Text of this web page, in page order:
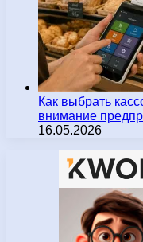
Как выбрать
внимание
16.05.2026